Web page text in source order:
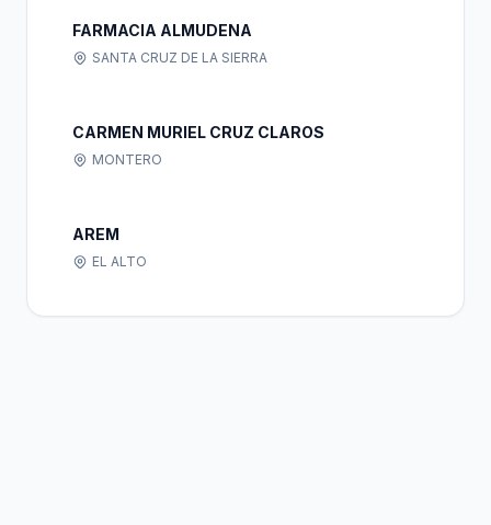
FARMACIA ALMUDENA
SANTA CRUZ DE LA SIERRA
CARMEN MURIEL CRUZ CLAROS
MONTERO
AREM
EL ALTO